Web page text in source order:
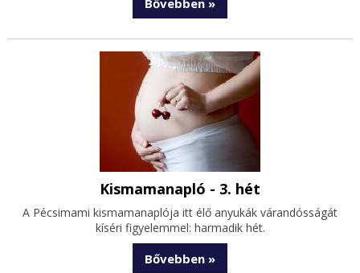
Bővebben »
Kismamanapló - 3. hét
A Pécsimami kismamanaplója itt élő anyukák várandósságát
kíséri figyelemmel: harmadik hét.
Bővebben »